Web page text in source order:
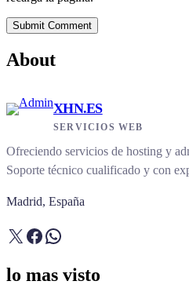
Submit Comment
About
XHN.ES
SERVICIOS WEB
Ofreciendo servicios de hosting y
Soporte técnico cualificado y con
Madrid, España
X Facebook
WhatsApp
lo mas visto